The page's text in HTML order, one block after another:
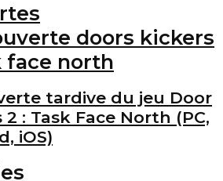
tardive du jeu Door
2 : Task Face North (PC,
iOS)